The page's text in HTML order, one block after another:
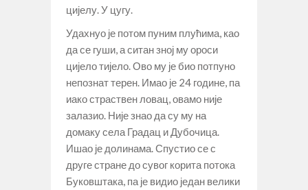
цијелу. У цугу.
Удахнуо је потом пуним плућима, као
да се гуши, а ситан зној му ороси
цијело тијело. Ово му је био потпуно
непознат терен. Имао је 24 године, па
иако страствен ловац, овамо није
залазио. Није знао да су му на
домаку села Градац и Дубочица.
Ишао је долинама. Спустио се с
друге стране до сувог корита потока
Буковштака, па је видио један велики